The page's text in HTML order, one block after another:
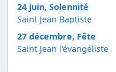
24 juin, Solennité
Saint Jean Baptiste
27 décembre, Fête
Saint Jean l'évangéliste